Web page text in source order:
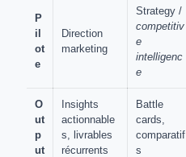
P
il
ot
e
Direction
marketing
Strategy /
competitiv
e
intelligenc
e
O
ut
p
ut
Insights
actionnable
s, livrables
récurrents
Battle
cards,
comparatif
s